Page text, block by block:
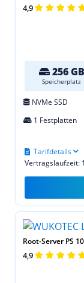
4,9
256 GB
Speicherplatz
NVMe SSD
1 Festplatten
Vertragslaufzeit:
Tarifdetails
Root-Server PS
4,9